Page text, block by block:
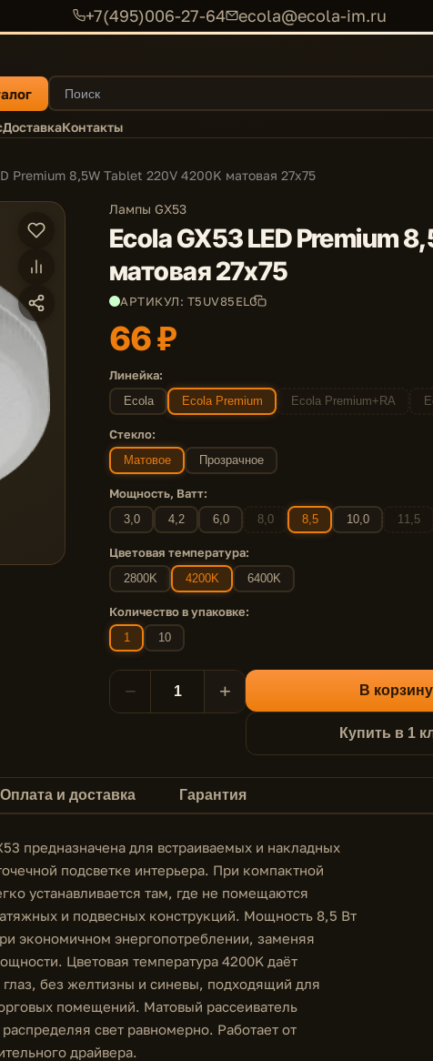
+7(495)006-27-64 ecola@ecola-im.ru
ДоставкаКонтакты
Premium 8,5W Tablet 220V 4200K матовая 27x75
Лампы GX53
Ecola GX53 LED Premium
матовая 27x75
АРТИКУЛ: T5UV85ELC
66 ₽
Линейка:
Ecola Ecola Premium Ecola Premium+RA
Стекло:
Матовое Прозрачное
Мощность, Ватт:
3,0 4,2 6,0 8,0 8,5 10,0 11,5
Цветовая температура:
2800K 4200K 6400K
Количество в упаковке:
1 10
− + В корзину
Купить в 1
Оплата и доставка Гарантия
предназначена для встраиваемых и накладных
подсветке интерьера. При компактной
устанавливается там, где не помещаются
и подвесных конструкций. Мощность 8,5 Вт
экономичном энергопотреблении, заменяя
Цветовая температура 4200K даёт
без желтизны и синевы, подходящий для
помещений. Матовый рассеиватель
свет равномерно. Работает от
драйвера.